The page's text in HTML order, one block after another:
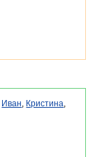
Иван, Кристина,